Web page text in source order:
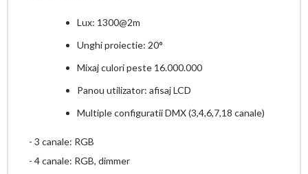
Lux: 1300@2m
Unghi proiectie: 20°
Mixaj culori peste 16.000.000
Panou utilizator: afisaj LCD
Multiple configuratii DMX (3,4,6,7,18 canale)
- 3 canale: RGB
- 4 canale: RGB, dimmer